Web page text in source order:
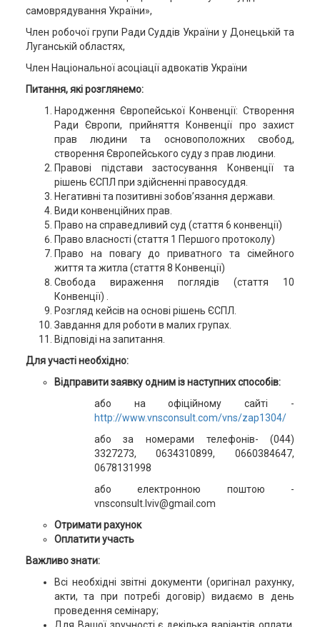
самоврядування України»,
Член робочої групи Ради Суддів України у Донецькій та
Луганській областях,
Член Національної асоціації адвокатів України
Питання, які розглянемо:
Народження Європейської Конвенції: Створення
Ради Європи, прийняття Конвенції про захист
прав людини та основоположних свобод,
створення Європейського суду з прав людини.
Правові підстави застосування Конвенції та
рішень ЄСПЛ при здійсненні правосуддя.
Негативні та позитивні зобов’язання держави.
Види конвенційних прав.
Право на справедливий суд (стаття 6 конвенції)
Право власності (стаття 1 Першого протоколу)
Право на повагу до приватного та сімейного
життя та житла (стаття 8 Конвенції)
Свобода вираження поглядів (стаття 10
Конвенції) .
Розгляд кейсів на основі рішень ЄСПЛ.
Завдання для роботи в малих групах.
Відповіді на запитання.
Для участі необхідно:
Відправити заявку одним із наступних способів:
або на офіційному сайті -
http://www.vnsconsult.com/vns/zap1304/
або за номерами телефонів- (044)
3327273, 0634310899, 0660384647,
0678131998
або електронною поштою -
vnsconsult.lviv@gmail.com
Отримати рахунок
Оплатити участь
Важливо знати:
Всі необхідні звітні документи (оригінал рахунку,
акти, та при потребі договір) видаємо в день
проведення семінару;